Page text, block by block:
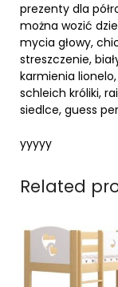
prezenty dla
można wozić
mycia głowy,
streszczenie,
karmienia
schleich króliki,
siedlce, guess
yyyyy
Related